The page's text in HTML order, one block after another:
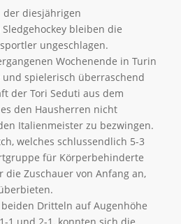
der diesjährigen
bleiben die
ungeschlagen.
Wochenende in Turin
spielerisch überraschend
der Tori Seduti aus dem
den Hausherren nicht
Italienmeister zu bezwingen.
welches schlussendlich 5-3
für Körperbehinderte
Zuschauer von Anfang an,
Dritteln auf Augenhöhe